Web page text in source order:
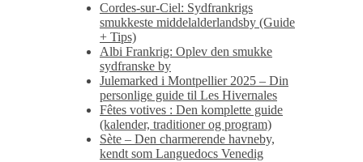
Cordes-sur-Ciel: Sydfrankrigs
smukkeste middelalderlandsby (Guide
+ Tips)
Albi Frankrig: Oplev den smukke
sydfranske by
Julemarked i Montpellier 2025 – Din
personlige guide til Les Hivernales
Fêtes votives : Den komplette guide
(kalender, traditioner og program)
Sète – Den charmerende havneby,
kendt som Languedocs Venedig